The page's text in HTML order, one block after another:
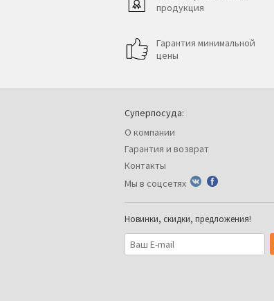
продукция
Гарантия минимальной
цены
Суперпосуда:
О компании
Гарантия и возврат
Контакты
Мы в соцсетях
Новинки, скидки, предложения!